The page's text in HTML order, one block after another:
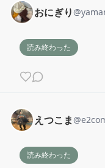
おにぎり @
読み終わった
えつこま@
読み終わった